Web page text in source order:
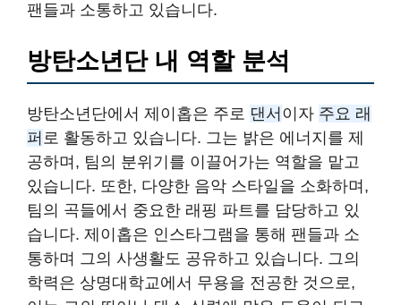
팬들과 소통하고 있습니다.
방탄소년단 내 역할 분석
방탄소년단에서 제이홉은 주로 댄서 이자 주요 래
퍼 로 활동하고 있습니다. 그는 밝은 에너지를 제
공하며, 팀의 분위기를 이끌어가는 역할을 맡고
있습니다. 또한, 다양한 음악 스타일을 소화하며,
팀의 곡들에서 중요한 래핑 파트를 담당하고 있
습니다. 제이홉은 인스타그램을 통해 팬들과 소
통하며 그의 사생활도 공유하고 있습니다. 그의
학력은 상명대학교에서 무용을 전공한 것으로,